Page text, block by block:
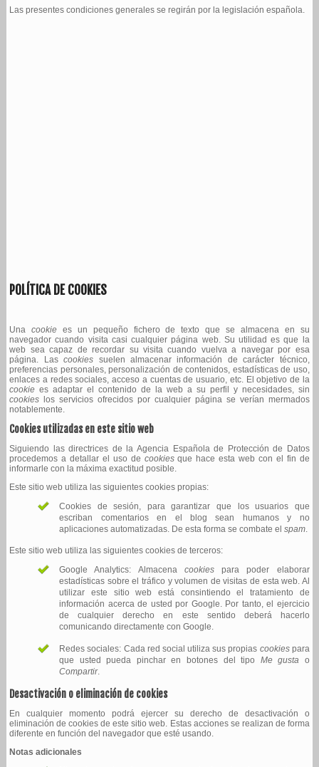
Las presentes condiciones generales se regirán por la legislación española.
POLÍTICA DE COOKIES
Unacookie es un pequeño fichero de texto que se almacena en su
navegador cuando visita casi cualquier página web. Su utilidad es que la
web sea capaz de recordar su visita cuando vuelva a navegar por esa
página. Lascookies suelen almacenar información de carácter técnico,
preferencias personales, personalización de contenidos, estadísticas de uso,
enlaces a redes sociales, acceso a cuentas de usuario, etc. El objetivo de la
cookie es adaptar el contenido de la web a su perfil y necesidades, sin
cookies los servicios ofrecidos por cualquier página se verían mermados
notablemente.
Cookies utilizadas en este sitio web
Siguiendo las directrices de la Agencia Española de Protección de Datos
procedemos a detallar el uso de cookiesque hace esta web con el fin de
informarle con la máxima exactitud posible.
Este sitio web utiliza las siguientes cookies propias:
Cookies de sesión, para garantizar que los usuarios que
escriban comentarios en el blog sean humanos y no
aplicaciones automatizadas. De esta forma se combate elspam.
Este sitio web utiliza las siguientes cookies de terceros:
Google Analytics: Almacena cookiespara poder elaborar
estadísticas sobre el tráfico y volumen de visitas de esta web. Al
utilizar este sitio web está consintiendo el tratamiento de
información acerca de usted por Google. Por tanto, el ejercicio
de cualquier derecho en este sentido deberá hacerlo
comunicando directamente con Google.
Redes sociales: Cada red social utiliza sus propias cookiespara
que usted pueda pinchar en botones del tipo Me gusta o
Compartir.
Desactivación o eliminación de cookies
En cualquier momento podrá ejercer su derecho de desactivación o
eliminación de cookies de este sitio web. Estas acciones se realizan de forma
diferente en función del navegador que esté usando.
Notas adicionales